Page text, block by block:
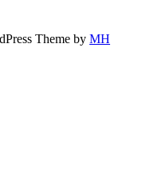
Theme by MH